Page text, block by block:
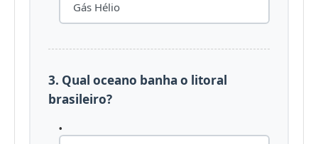
Gás Hélio
3. Qual oceano banha o litoral
brasileiro?